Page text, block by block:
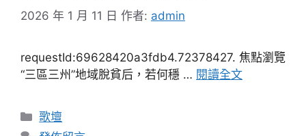
2026 年 1 月 11 日 作者: admin
requestId:69628420a3fdb4.72378427. 焦點瀏覽
“三區三州”地域脫貧后，若何穩 … 閱讀全文
分
類
歌壇